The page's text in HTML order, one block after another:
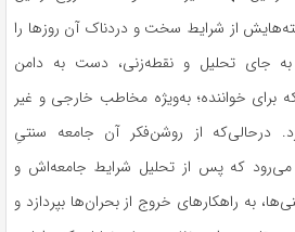
از شرایط سخت و دردناک آن روزها را
به جای تحلیل و نقطه‌زنی، دست به دامن
برای خواننده؛ به‌ویژه مخاطب خارجی و غیر
درحالی‌که از روشن‌فکر آن جامعه سنتیِ
می‌رود که پس از تحلیل شرایط جامعه‌اش و
به راهکارهای خروج از بحران‌ها بپردازد و